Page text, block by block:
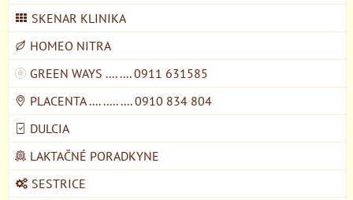
SKENAR KLINIKA
HOMEO NITRA
GREEN WAYS .... .... 0911 631585
PLACENTA .... ..... .... 0910 834 804
DULCIA
LAKTAČNÉ PORADKYNE
SESTRICE